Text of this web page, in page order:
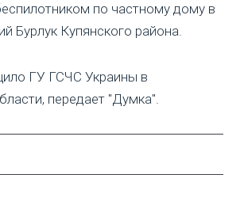
по частному дому в
Бурлук Купянского района.
ГУ ГСЧС Украины в
передает "Думка".